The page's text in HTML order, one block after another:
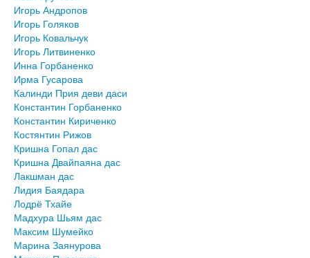
Игорь Андропов
Игорь Голяков
Игорь Ковальчук
Игорь Литвиненко
Инна Горбаненко
Ирма Гусарова
Калинди Прия деви даси
Константин Горбаненко
Константин Кириченко
Костянтин Рижов
Кришна Гопал дас
Кришна Двайпаяна дас
Лакшман дас
Лидия Баядара
Лодрё Тхайе
Мадхура Шьям дас
Максим Шумейко
Марина Заянурова